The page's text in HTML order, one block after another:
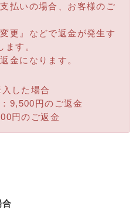
払いの場合、お客様のご
更』などで返金が発生す
ます。
金になります。
した場合
9,500円のご返金
円のご返金